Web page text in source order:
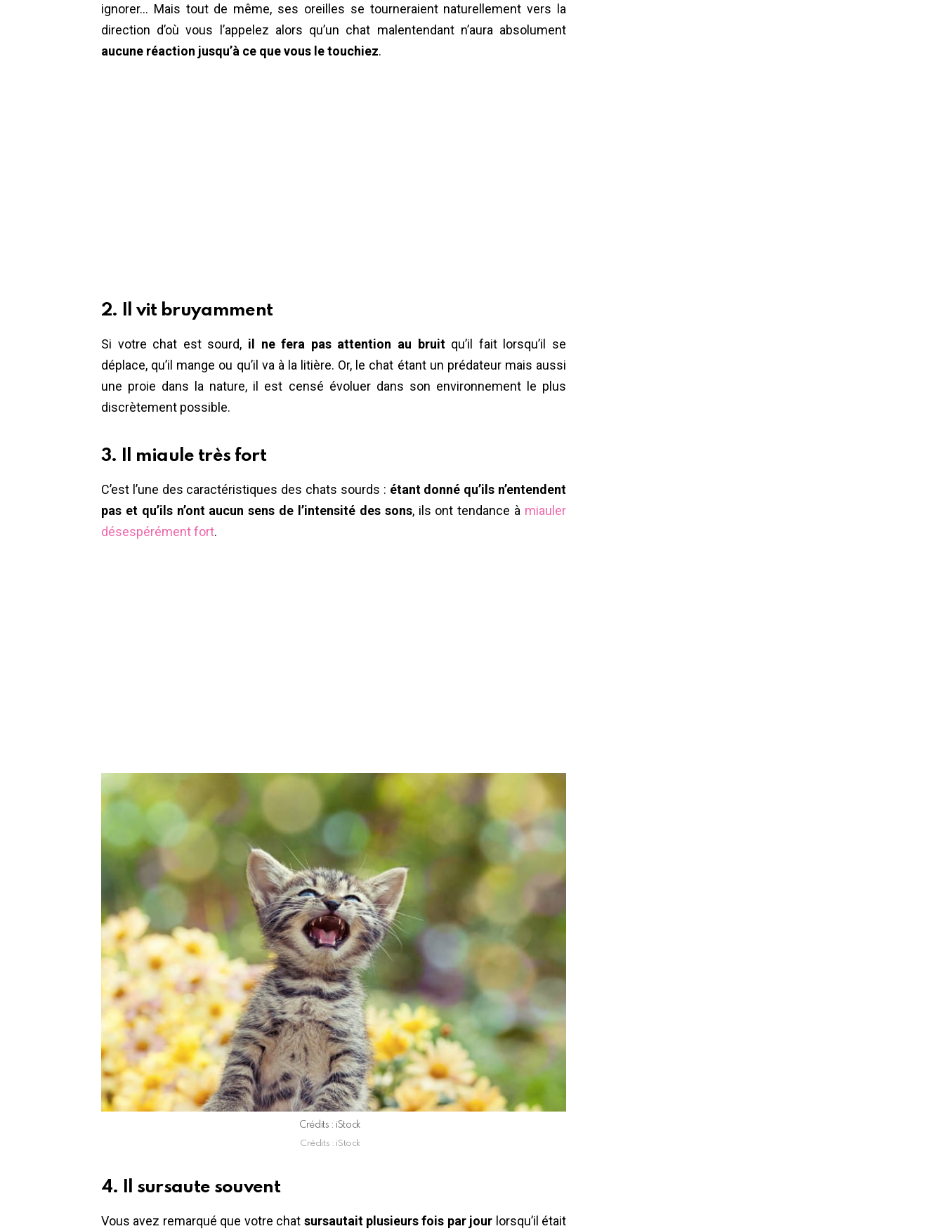
ignorer… Mais tout de même, ses oreilles se tourneraient naturellement vers la
direction d’où vous l’appelez alors qu’un chat malentendant n’aura absolument
aucune réaction jusqu’à ce que vous le touchiez.
2. Il vit bruyamment
Si votre chat est sourd, il ne fera pas attention au bruitqu’il fait lorsqu’il se
déplace, qu’il mange ou qu’il va à la litière. Or, le chat étant un prédateur mais aussi
une proie dans la nature, il est censé évoluer dans son environnement le plus
discrètement possible.
3. Il miaule très fort
C’est l’une des caractéristiques des chats sourds : étant donné qu’ils n’entendent
pas et qu’ils n’ont aucun sens de l’intensité des sons, ils ont tendance à miauler
désespérément fort.
Crédits : iStock
Crédits : iStock
4. Il sursaute souvent
Vous avez remarqué que votre chat sursautait plusieurs fois par jour lorsqu’il était